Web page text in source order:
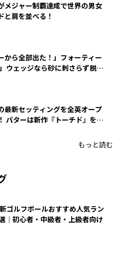
メジャー制覇達成で世界の男女
と肩を並べる！
から全部出た！」フォーティー
ウェッジなら砂に刺さらず脱出
最新セッティングを全英オープ
パターは新作『トーチド』を投
もっと読む
ゴルフボールおすすめ人気ラン
｜初心者・中級者・上級者向け